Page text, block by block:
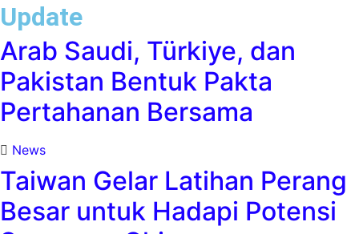
Update
Arab Saudi, Türkiye, dan
Pakistan Bentuk Pakta
Pertahanan Bersama
News
Taiwan Gelar Latihan Perang
Besar untuk Hadapi Potensi